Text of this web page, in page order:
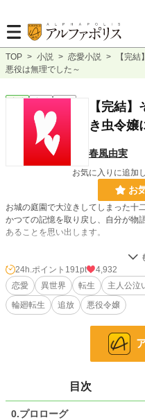
TOP > 小説 > 恋愛小説 >
【完
悪役は無理でした～
恋愛 完結 短編
【完結
き虫令嬢
春風由実
お気に入りに追加
お
お城の庭園で大泣きしてしまった十
かつての記憶を取り戻し、自分が物
あることを思い出します。
私は目立たず密やかに穏やかに、そ
それにこんなに泣き虫だから、王太
無理、無理。
だから早々に逃げ出そうと決めていた
※本編十七話、番外編四話の短いお話
※カクヨムにも掲載しています。
24h.ポイント 191pt
4,932
恋愛
異世界 転生 主人公泣
輪廻転生
追放 悪役令嬢
目次
0.プロローグ